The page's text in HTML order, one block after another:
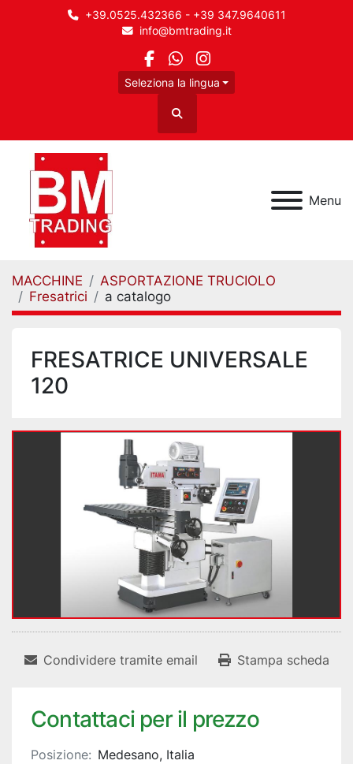
+39.0525.432366 - +39 347.9640611
info@bmtrading.it
facebook
whatsapp
instagram
Seleziona la lingua
Cerca
Menu
MACCHINE
ASPORTAZIONE TRUCIOLO
Fresatrici
a catalogo
FRESATRICE UNIVERSALE
120
Condividere tramite email Stampa scheda
Contattaci per il prezzo
Posizione: Medesano, Italia